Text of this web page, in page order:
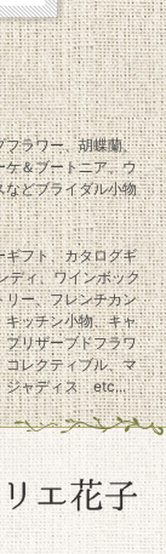
フラワー、胡蝶蘭、
ケ＆ブートニア、ウ
などブライダル小物
ギフト、カタログギ
ディ、ワインボック
リー、フレンチカン
キッチン小物、キャ
プリザーブドフラワ
コレクティブル、マ
ジャディス etc...